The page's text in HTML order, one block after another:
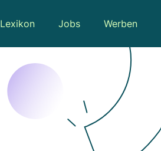
Lexikon Jobs Werben